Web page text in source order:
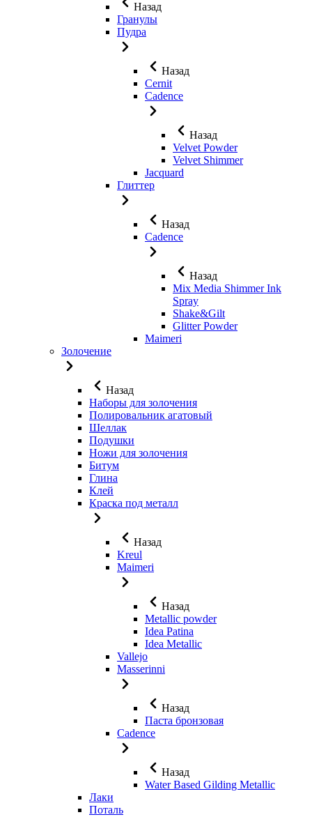
Назад
Гранулы
Пудра
Назад
Cernit
Cadence
Назад
Velvet Powder
Velvet Shimmer
Jaсquard
Глиттер
Назад
Cadence
Назад
Mix Media Shimmer Ink
Spray
Shake&Gilt
Glitter Powder
Maimeri
Золочение
Назад
Наборы для золочения
Полировальник агатовый
Шеллак
Подушки
Ножи для золочения
Битум
Глина
Клей
Краска под металл
Назад
Kreul
Maimeri
Назад
Metallic powder
Idea Patina
Idea Metallic
Vallejo
Masserinni
Назад
Паста бронзовая
Cadence
Назад
Water Based Gilding Metallic
Лаки
Поталь